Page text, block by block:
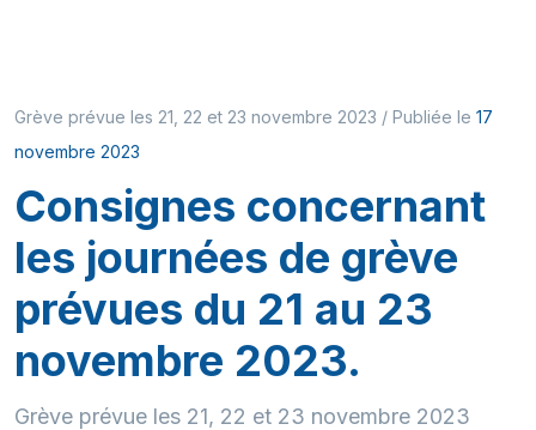
Grève prévue les 21, 22 et 23 novembre 2023 / Publiée le 17
novembre 2023
Consignes concernant
les journées de grève
prévues du 21 au 23
novembre 2023.
Grève prévue les 21, 22 et 23 novembre 2023